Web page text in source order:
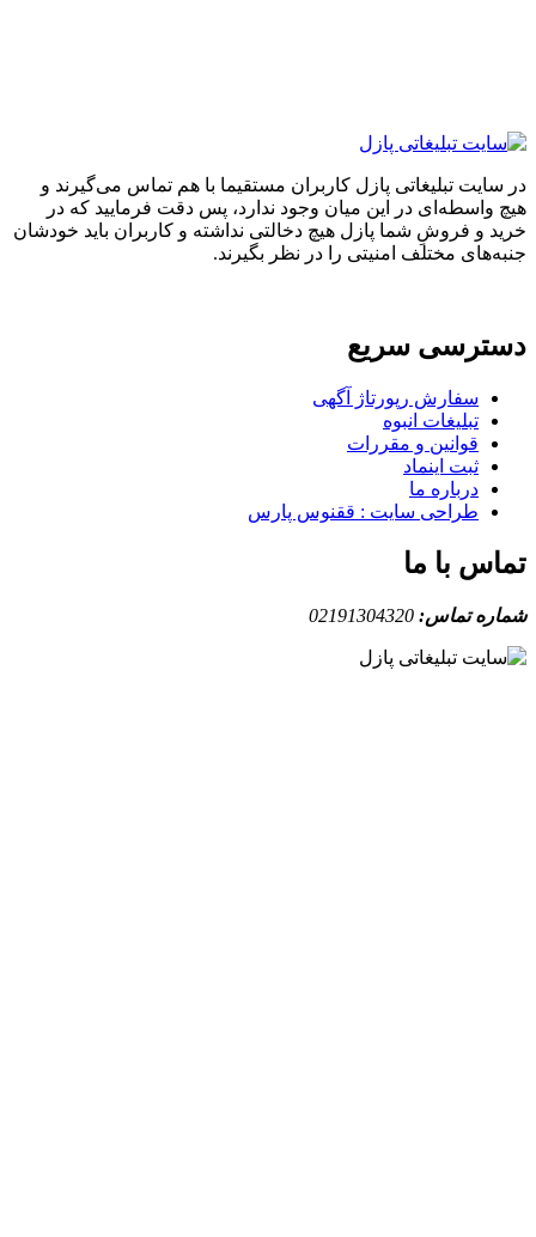
تبلیغاتی پازل کاربران مستقیما با هم تماس می‌گیرند و
در این میان وجود ندارد، پس دقت فرمایید که در
و فروشِ شما پازل هیچ دخالتی نداشته و کاربران باید خودشان
مختلف امنیتی را در نظر بگیرند.
سریع
سفارش رپورتاژ آگهی
تبلیغات انبوه
قوانین و مقررات
ثبت اینماد
درباره ما
طراحی سایت : ققنوس پارس
با ما
تماس:02191304320